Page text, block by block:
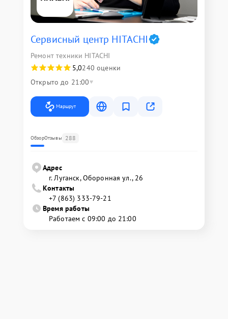
Сервисный центр HITACHI
Ремонт техники HITACHI
5,0240 оценки
Открыто до 21:00
Маршрут
ОбзорОтзывы 288
Адрес
г. Луганск, Оборонная ул., 26
Контакты
+7 (863) 333-79-21
Время работы
Работаем с 09:00 до 21:00